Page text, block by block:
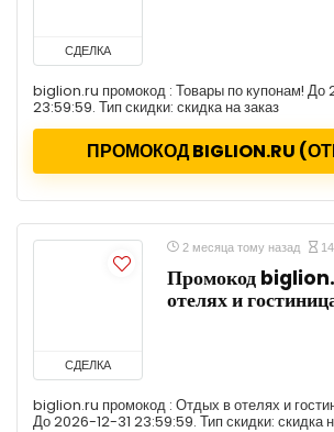
СДЕЛКА
biglion.ru промокод : Товары по купонам! До
23:59:59. Тип скидки: скидка на заказ
ПРОМОКОД BIGLION.RU
СДЕЛКА
2 месяца тому назад
Промокод
отелях и
biglion.ru промокод : Отдых в отелях и
До 2026-12-31 23:59:59. Тип скидки: скидка